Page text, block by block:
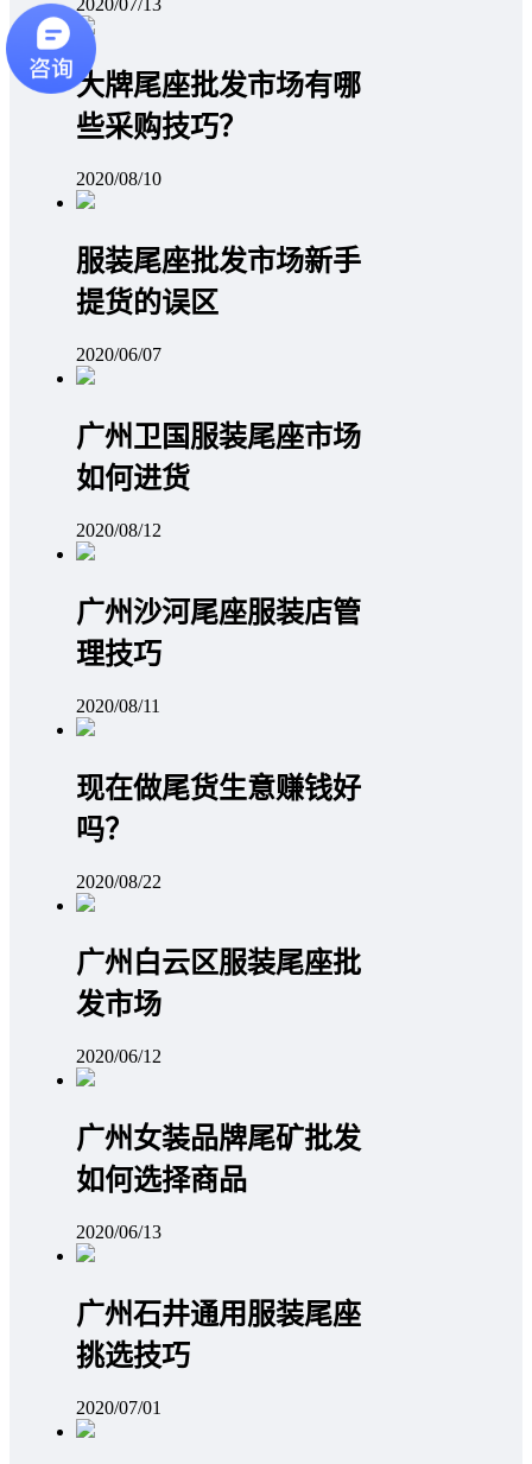
大牌尾座批发市场有哪
些采购技巧？
2020/08/10
服装尾座批发市场新手
提货的误区
2020/06/07
广州卫国服装尾座市场
如何进货
2020/08/12
广州沙河尾座服装店管
理技巧
2020/08/11
现在做尾货生意赚钱好
吗？
2020/08/22
广州白云区服装尾座批
发市场
2020/06/12
广州女装品牌尾矿批发
如何选择商品
2020/06/13
广州石井通用服装尾座
挑选技巧
2020/07/01